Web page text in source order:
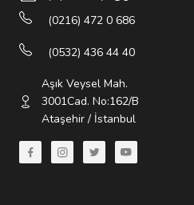
(0216) 472 0 686
(0532) 436 44 40
Aşık Veysel Mah.
3001Cad. No:162/B
Ataşehir / İstanbul